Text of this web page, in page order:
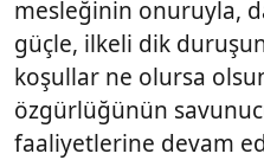
mesleğinin onuruyla,
güçle, ilkeli dik
koşullar ne olursa
özgürlüğünün
faaliyetlerine devam